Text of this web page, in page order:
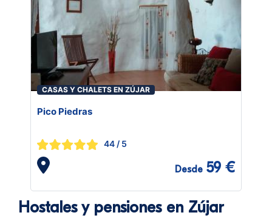
CASAS Y CHALETS EN ZÚJAR
Pico Piedras
44 / 5
Desde 59 €
Hostales y pensiones en Zújar